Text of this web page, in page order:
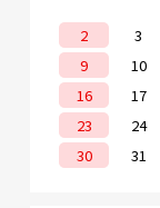
2
3
9
10
16
17
23
24
30
31